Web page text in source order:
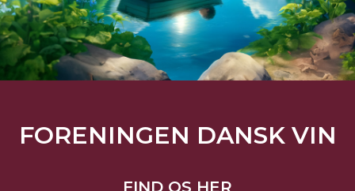
FORENINGEN DANSK VIN
FIND OS HER